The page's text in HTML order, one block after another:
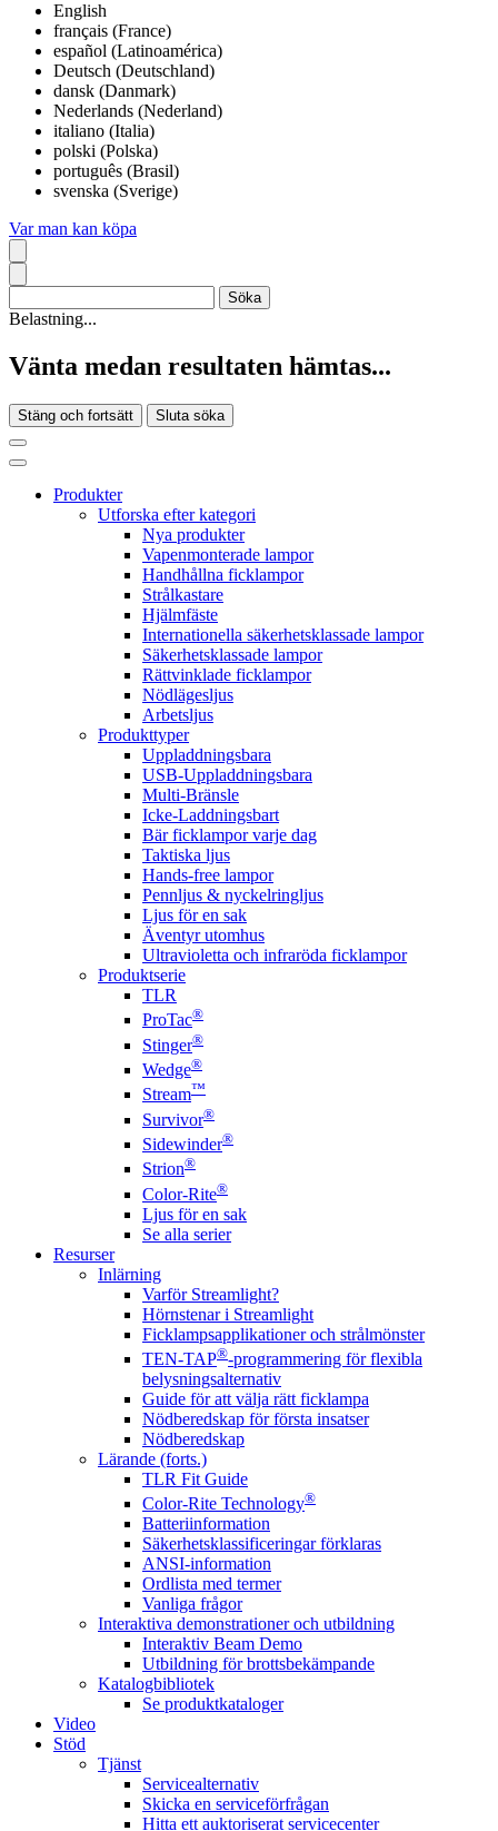
English
français (France)
español (Latinoamérica)
Deutsch (Deutschland)
dansk (Danmark)
Nederlands (Nederland)
italiano (Italia)
polski (Polska)
português (Brasil)
svenska (Sverige)
Var man kan köpa
Belastning...
Vänta medan resultaten hämtas...
Stäng och fortsätt Sluta söka
Produkter
Utforska efter kategori
Nya produkter
Vapenmonterade lampor
Handhållna ficklampor
Strålkastare
Hjälmfäste
Internationella säkerhetsklassade lampor
Säkerhetsklassade lampor
Rättvinklade ficklampor
Nödlägesljus
Arbetsljus
Produkttyper
Uppladdningsbara
USB-Uppladdningsbara
Multi-Bränsle
Icke-Laddningsbart
Bär ficklampor varje dag
Taktiska ljus
Hands-free lampor
Pennljus & nyckelringljus
Ljus för en sak
Äventyr utomhus
Ultravioletta och infraröda ficklampor
Produktserie
TLR
ProTac®
Stinger®
Wedge®
Stream™
Survivor®
Sidewinder®
Strion®
Color-Rite®
Ljus för en sak
Se alla serier
Resurser
Inlärning
Varför Streamlight?
Hörnstenar i Streamlight
Ficklampsapplikationer och strålmönster
TEN-TAP®-programmering för flexibla
belysningsalternativ
Guide för att välja rätt ficklampa
Nödberedskap för första insatser
Nödberedskap
Lärande (forts.)
TLR Fit Guide
Color-Rite Technology®
Batteriinformation
Säkerhetsklassificeringar förklaras
ANSI-information
Ordlista med termer
Vanliga frågor
Interaktiva demonstrationer och utbildning
Interaktiv Beam Demo
Utbildning för brottsbekämpande
Katalogbibliotek
Se produktkataloger
Video
Stöd
Tjänst
Servicealternativ
Skicka en serviceförfrågan
Hitta ett auktoriserat servicecenter